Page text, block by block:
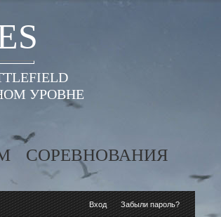
УРОВНЕ
СОРЕВНОВАНИЯ
Вход Забыли пароль?